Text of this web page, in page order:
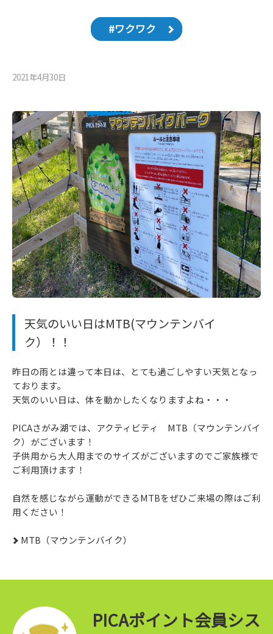
#ワクワク
2021年4月30⽇
天気のいい日はMTB(マウンテンバイ
ク）！！
昨日の雨とは違って本日は、とても過ごしやすい天気となっ
ております。
天気のいい日は、体を動かしたくなりますよね・・・
PICAさがみ湖では、アクティビティ MTB（マウンテンバイ
ク）がございます！
子供用から大人用までのサイズがございますのでご家族様で
ご利用頂けます！
自然を感じながら運動ができるMTBをぜひご来場の際はご利
用ください！
MTB（マウンテンバイク）
PICAポイント会員シス